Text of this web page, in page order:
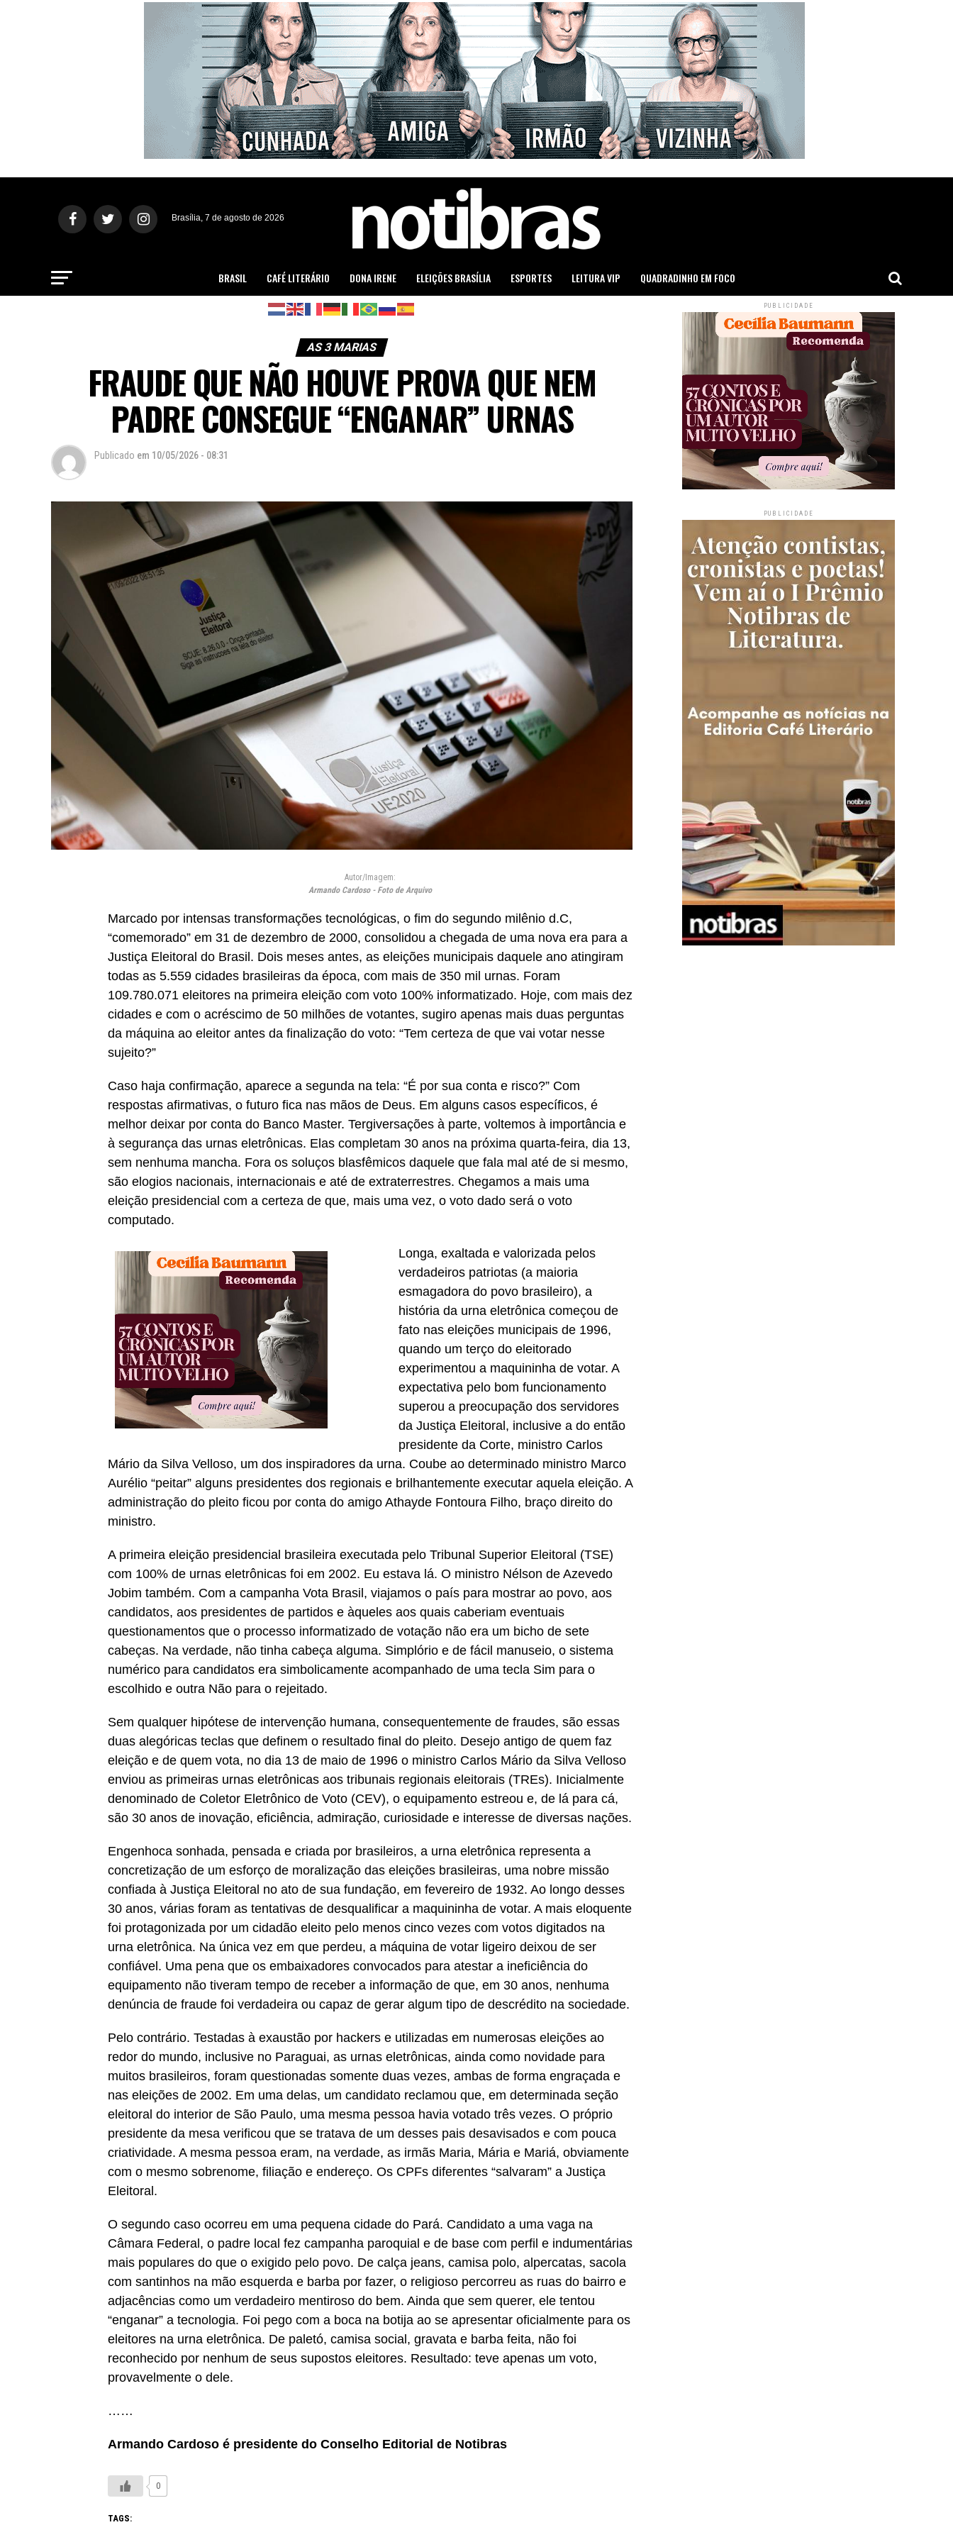
Brasília, 7 de agosto de 2026
BRASIL CAFÉ LITERÁRIO DONA IRENE ELEIÇÕES BRASÍLIA ESPORTES LEITURA VIP QUADRADINHO EM FOCO
AS 3 MARIAS
FRAUDE QUE NÃO HOUVE PROVA QUE NEM
PADRE CONSEGUE “ENGANAR” URNAS
Publicado em 10/05/2026 - 08:31
Autor/Imagem:
Armando Cardoso - Foto de Arquivo
Marcado por intensas transformações tecnológicas, o fim do segundo milênio d.C,
“comemorado” em 31 de dezembro de 2000, consolidou a chegada de uma nova era para a
Justiça Eleitoral do Brasil. Dois meses antes, as eleições municipais daquele ano atingiram
todas as 5.559 cidades brasileiras da época, com mais de 350 mil urnas. Foram
109.780.071 eleitores na primeira eleição com voto 100% informatizado. Hoje, com mais dez
cidades e com o acréscimo de 50 milhões de votantes, sugiro apenas mais duas perguntas
da máquina ao eleitor antes da finalização do voto: “Tem certeza de que vai votar nesse
sujeito?”
Caso haja confirmação, aparece a segunda na tela: “É por sua conta e risco?” Com
respostas afirmativas, o futuro fica nas mãos de Deus. Em alguns casos específicos, é
melhor deixar por conta do Banco Master. Tergiversações à parte, voltemos à importância e
à segurança das urnas eletrônicas. Elas completam 30 anos na próxima quarta-feira, dia 13,
sem nenhuma mancha. Fora os soluços blasfêmicos daquele que fala mal até de si mesmo,
são elogios nacionais, internacionais e até de extraterrestres. Chegamos a mais uma
eleição presidencial com a certeza de que, mais uma vez, o voto dado será o voto
computado.
Longa, exaltada e valorizada pelos
verdadeiros patriotas (a maioria
esmagadora do povo brasileiro), a
história da urna eletrônica começou de
fato nas eleições municipais de 1996,
quando um terço do eleitorado
experimentou a maquininha de votar. A
expectativa pelo bom funcionamento
superou a preocupação dos servidores
da Justiça Eleitoral, inclusive a do então
presidente da Corte, ministro Carlos
Mário da Silva Velloso, um dos inspiradores da urna. Coube ao determinado ministro Marco
Aurélio “peitar” alguns presidentes dos regionais e brilhantemente executar aquela eleição. A
administração do pleito ficou por conta do amigo Athayde Fontoura Filho, braço direito do
ministro.
A primeira eleição presidencial brasileira executada pelo Tribunal Superior Eleitoral (TSE)
com 100% de urnas eletrônicas foi em 2002. Eu estava lá. O ministro Nélson de Azevedo
Jobim também. Com a campanha Vota Brasil, viajamos o país para mostrar ao povo, aos
candidatos, aos presidentes de partidos e àqueles aos quais caberiam eventuais
questionamentos que o processo informatizado de votação não era um bicho de sete
cabeças. Na verdade, não tinha cabeça alguma. Simplório e de fácil manuseio, o sistema
numérico para candidatos era simbolicamente acompanhado de uma tecla Sim para o
escolhido e outra Não para o rejeitado.
Sem qualquer hipótese de intervenção humana, consequentemente de fraudes, são essas
duas alegóricas teclas que definem o resultado final do pleito. Desejo antigo de quem faz
eleição e de quem vota, no dia 13 de maio de 1996 o ministro Carlos Mário da Silva Velloso
enviou as primeiras urnas eletrônicas aos tribunais regionais eleitorais (TREs). Inicialmente
denominado de Coletor Eletrônico de Voto (CEV), o equipamento estreou e, de lá para cá,
são 30 anos de inovação, eficiência, admiração, curiosidade e interesse de diversas nações.
Engenhoca sonhada, pensada e criada por brasileiros, a urna eletrônica representa a
concretização de um esforço de moralização das eleições brasileiras, uma nobre missão
confiada à Justiça Eleitoral no ato de sua fundação, em fevereiro de 1932. Ao longo desses
30 anos, várias foram as tentativas de desqualificar a maquininha de votar. A mais eloquente
foi protagonizada por um cidadão eleito pelo menos cinco vezes com votos digitados na
urna eletrônica. Na única vez em que perdeu, a máquina de votar ligeiro deixou de ser
confiável. Uma pena que os embaixadores convocados para atestar a ineficiência do
equipamento não tiveram tempo de receber a informação de que, em 30 anos, nenhuma
denúncia de fraude foi verdadeira ou capaz de gerar algum tipo de descrédito na sociedade.
Pelo contrário. Testadas à exaustão por hackers e utilizadas em numerosas eleições ao
redor do mundo, inclusive no Paraguai, as urnas eletrônicas, ainda como novidade para
muitos brasileiros, foram questionadas somente duas vezes, ambas de forma engraçada e
nas eleições de 2002. Em uma delas, um candidato reclamou que, em determinada seção
eleitoral do interior de São Paulo, uma mesma pessoa havia votado três vezes. O próprio
presidente da mesa verificou que se tratava de um desses pais desavisados e com pouca
criatividade. A mesma pessoa eram, na verdade, as irmãs Maria, Mária e Mariá, obviamente
com o mesmo sobrenome, filiação e endereço. Os CPFs diferentes “salvaram” a Justiça
Eleitoral.
O segundo caso ocorreu em uma pequena cidade do Pará. Candidato a uma vaga na
Câmara Federal, o padre local fez campanha paroquial e de base com perfil e indumentárias
mais populares do que o exigido pelo povo. De calça jeans, camisa polo, alpercatas, sacola
com santinhos na mão esquerda e barba por fazer, o religioso percorreu as ruas do bairro e
adjacências como um verdadeiro mentiroso do bem. Ainda que sem querer, ele tentou
“enganar” a tecnologia. Foi pego com a boca na botija ao se apresentar oficialmente para os
eleitores na urna eletrônica. De paletó, camisa social, gravata e barba feita, não foi
reconhecido por nenhum de seus supostos eleitores. Resultado: teve apenas um voto,
provavelmente o dele.
……
Armando Cardoso é presidente do Conselho Editorial de Notibras
0
TAGS:
PUBLICIDADE
PUBLICIDADE